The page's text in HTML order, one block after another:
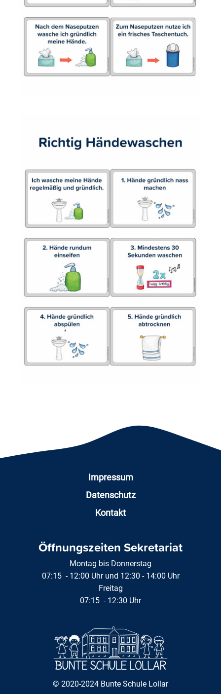
© 2020-2024 Bunte Schule Lollar
Öffnungszeiten Sekretariat
Montag bis Donnerstag
07:15 - 12:00 Uhr und 12:30 - 14:00 Uhr
Freitag
07:15 - 12:30 Uhr
Impressum
Datenschutz
Kontakt